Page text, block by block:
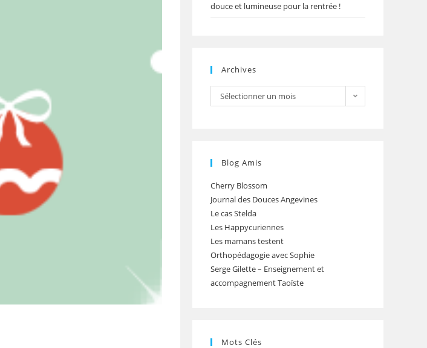
douce et lumineuse pour la rentrée !
Archives
Archives
Sélectionner un mois
Blog Amis
Cherry Blossom
Journal des Douces Angevines
Le cas Stelda
Les Happycuriennes
Les mamans testent
Orthopédagogie avec Sophie
Serge Gilette – Enseignement et
accompagnement Taoïste
Mots Clés